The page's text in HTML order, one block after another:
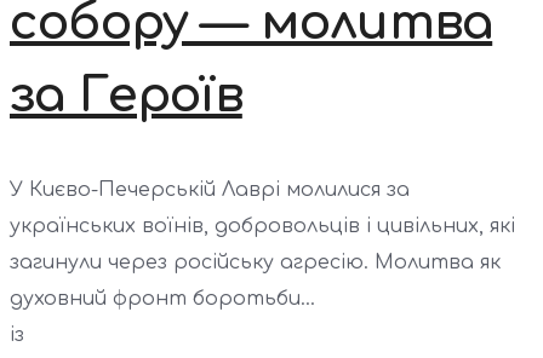
собору — молитва
за Героїв
У Києво-Печерській Лаврі молилися за
українських воїнів, добровольців і цивільних, які
загинули через російську агресію. Молитва як
духовний фронт боротьби...
із